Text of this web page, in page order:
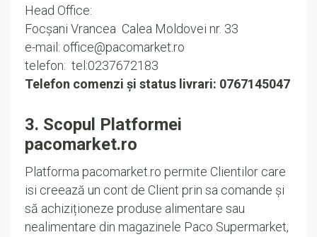
Head Office:
Focșani Vrancea Calea Moldovei nr. 33
e-mail: office@pacomarket.ro
telefon: tel:0237672183
Telefon comenzi și status livrari: 0767145047
3. Scopul Platformei
pacomarket.ro
Platforma pacomarket.ro permite Clientilor care
isi creează un cont de Client prin sa comande și
să achiziționeze produse alimentare sau
nealimentare din magazinele Paco Supermarket,